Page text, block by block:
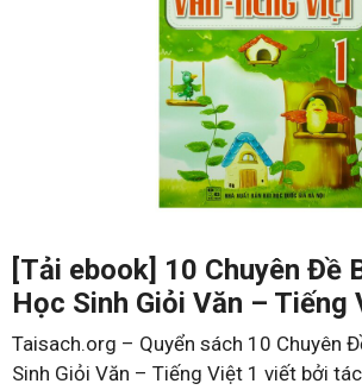
[Tải ebook] 10 Chuyên Đề
Học Sinh Giỏi Văn – Tiếng
Taisach.org – Quyển sách 10 Chuyên
Sinh Giỏi Văn – Tiếng Việt 1 viết bởi